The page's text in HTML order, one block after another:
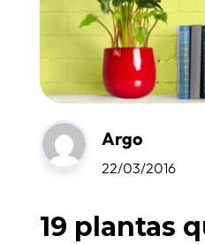
Argo
22/03/2016
19 plantas